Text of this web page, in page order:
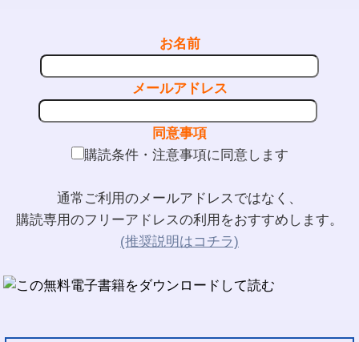
お名前
メールアドレス
同意事項
購読条件・注意事項に同意します
通常ご利用のメールアドレスではなく、
購読専用のフリーアドレスの利用をおすすめします。
(推奨説明はコチラ)